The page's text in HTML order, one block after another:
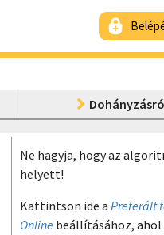
Ne hagyja, hogy az
helyett!
Kattintson ide a Preferált
Online beállításához, ahol